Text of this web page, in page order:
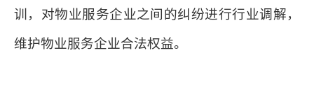
训，对物业服务企业之间的纠纷进行行业调解，
维护物业服务企业合法权益。